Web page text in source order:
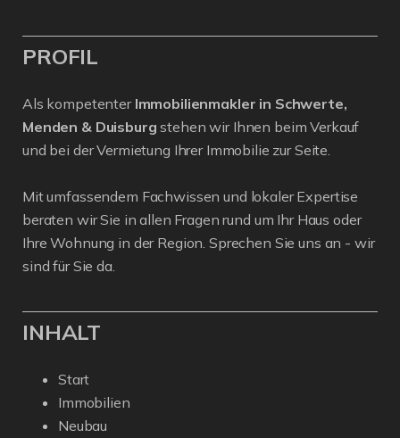
PROFIL
Als kompetenter Immobilienmakler in Schwerte,
Menden & Duisburg stehen wir Ihnen beim Verkauf
und bei der Vermietung Ihrer Immobilie zur Seite.
Mit umfassendem Fachwissen und lokaler Expertise
beraten wir Sie in allen Fragen rund um Ihr Haus oder
Ihre Wohnung in der Region. Sprechen Sie uns an - wir
sind für Sie da.
INHALT
Start
Immobilien
Neubau